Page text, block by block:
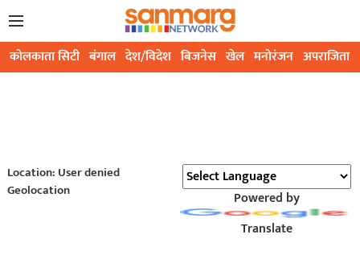
कोलकाता सिटी बंगाल देश/विदेश बिजनेस खेल मनोरंजन अपराजिता
Location: User denied
Geolocation
Powered by
Translate